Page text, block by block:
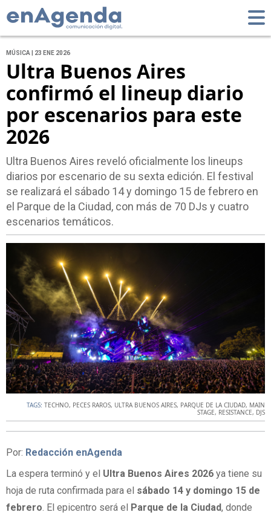
MÚSICA | 23 ENE 2026
Ultra Buenos Aires
confirmó el lineup diario
por escenarios para este
2026
Ultra Buenos Aires reveló oficialmente los lineups
diarios por escenario de su sexta edición. El festival
se realizará el sábado 14 y domingo 15 de febrero en
el Parque de la Ciudad, con más de 70 DJs y cuatro
escenarios temáticos.
TAGS: TECHNO, PECES RAROS, ULTRA BUENOS AIRES, PARQUE DE LA CIUDAD, MAIN
STAGE, RESISTANCE, DJS
Por: Redacción enAgenda
La espera terminó y el Ultra Buenos Aires 2026 ya tiene su
hoja de ruta confirmada para el sábado 14 y domingo 15 de
febrero. El epicentro será el Parque de la Ciudad, donde